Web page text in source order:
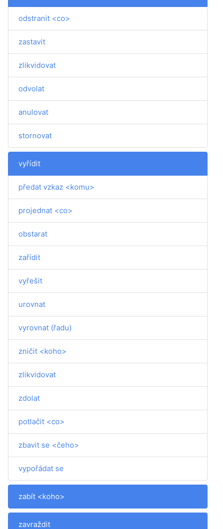
odstranit <co>
zastavit
zlikvidovat
odvolat
anulovat
stornovat
vyřídit
předat vzkaz <komu>
projednat <co>
obstarat
zařídit
vyřešit
urovnat
vyrovnat (řadu)
zničit <koho>
zlikvidovat
zdolat
potlačit <co>
zbavit se <čeho>
vypořádat se
zabít <koho>
zavraždit